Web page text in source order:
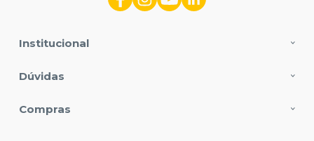
Institucional
Dúvidas
Compras